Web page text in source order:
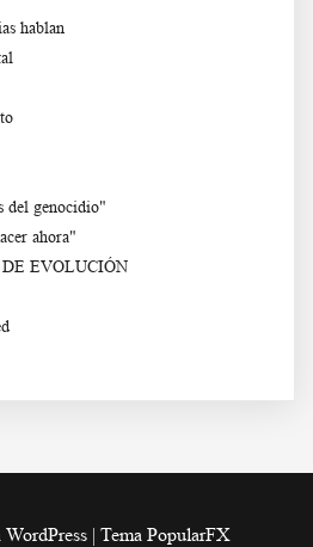
hablan
del genocidio"
ahora"
EVOLUCIÓN
WordPress Tema PopularFX